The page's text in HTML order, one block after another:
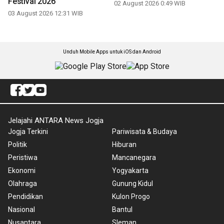
03 August 2026 12:31 WIB
02 August 2026 0:49 WIB
Unduh Mobile Apps untuk iOS dan Android
Jelajahi ANTARA News Jogja
Jogja Terkini
Politik
Peristiwa
Ekonomi
Olahraga
Pendidikan
Nasional
Pariwisata & Budaya
Hiburan
Mancanegara
Yogyakarta
Gunung Kidul
Kulon Progo
Bantul